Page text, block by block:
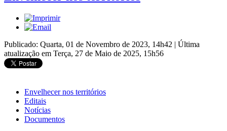
Publicado: Quarta, 01 de Novembro de 2023, 14h42 | Última
atualização em Terça, 27 de Maio de 2025, 15h56
Envelhecer nos territórios
Editais
Notícias
Documentos